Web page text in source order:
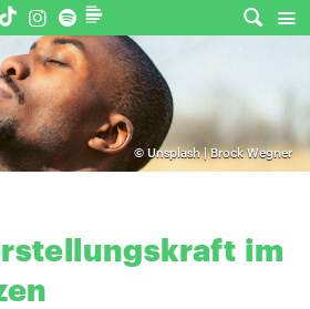
©Unsplash | Brock Wegner
im